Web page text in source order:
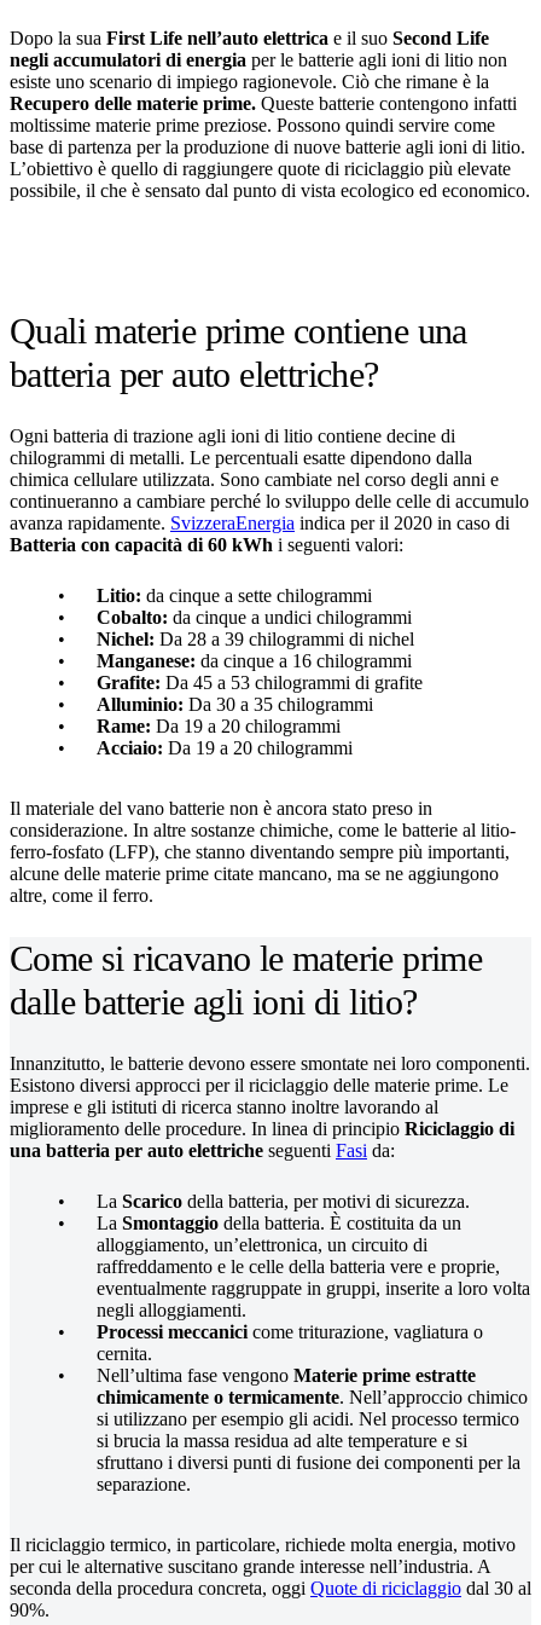
Dopo la sua First Life nell’auto elettrica e il suo Second Life
negli accumulatori di energia per le batterie agli ioni di litio non
esiste uno scenario di impiego ragionevole. Ciò che rimane è la
Recupero delle materie prime. Queste batterie contengono infatti
moltissime materie prime preziose. Possono quindi servire come
base di partenza per la produzione di nuove batterie agli ioni di litio.
L’obiettivo è quello di raggiungere quote di riciclaggio più elevate
possibile, il che è sensato dal punto di vista ecologico ed economico.
Quali materie prime contiene una
batteria per auto elettriche?
Ogni batteria di trazione agli ioni di litio contiene decine di
chilogrammi di metalli. Le percentuali esatte dipendono dalla
chimica cellulare utilizzata. Sono cambiate nel corso degli anni e
continueranno a cambiare perché lo sviluppo delle celle di accumulo
avanza rapidamente. SvizzeraEnergia indica per il 2020 in caso di
Batteria con capacità di 60 kWh i seguenti valori:
Litio: da cinque a sette chilogrammi
Cobalto: da cinque a undici chilogrammi
Nichel: Da 28 a 39 chilogrammi di nichel
Manganese: da cinque a 16 chilogrammi
Grafite: Da 45 a 53 chilogrammi di grafite
Alluminio: Da 30 a 35 chilogrammi
Rame: Da 19 a 20 chilogrammi
Acciaio: Da 19 a 20 chilogrammi
Il materiale del vano batterie non è ancora stato preso in
considerazione. In altre sostanze chimiche, come le batterie al litio-
ferro-fosfato (LFP), che stanno diventando sempre più importanti,
alcune delle materie prime citate mancano, ma se ne aggiungono
altre, come il ferro.
Come si ricavano le materie prime
dalle batterie agli ioni di litio?
Innanzitutto, le batterie devono essere smontate nei loro componenti.
Esistono diversi approcci per il riciclaggio delle materie prime. Le
imprese e gli istituti di ricerca stanno inoltre lavorando al
miglioramento delle procedure. In linea di principio Riciclaggio di
una batteria per auto elettriche seguenti Fasi da:
La Scarico della batteria, per motivi di sicurezza.
La Smontaggio della batteria. È costituita da un
alloggiamento, un’elettronica, un circuito di
raffreddamento e le celle della batteria vere e proprie,
eventualmente raggruppate in gruppi, inserite a loro volta
negli alloggiamenti.
Processi meccanici come triturazione, vagliatura o
cernita.
Nell’ultima fase vengono Materie prime estratte
chimicamente o termicamente. Nell’approccio chimico
si utilizzano per esempio gli acidi. Nel processo termico
si brucia la massa residua ad alte temperature e si
sfruttano i diversi punti di fusione dei componenti per la
separazione.
Il riciclaggio termico, in particolare, richiede molta energia, motivo
per cui le alternative suscitano grande interesse nell’industria. A
seconda della procedura concreta, oggi Quote di riciclaggio dal 30 al
90%.